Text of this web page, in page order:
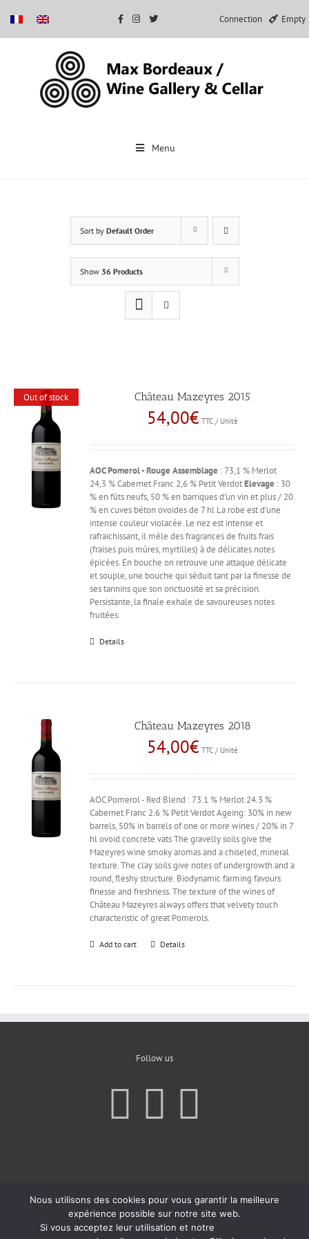
Connection Empty
Menu
Sort by Default Order
Show 36 Products
Out of stock Château Mazeyres 2015
54,00€ TTC / Unité
AOC Pomerol - Rouge Assemblage : 73,1 % Merlot
24,3 % Cabernet Franc 2,6 % Petit VerdotElevage : 30
% en fûts neufs, 50 % en barriques d’un vin et plus / 20
% en cuves béton ovoïdes de 7 hl La robe est d’une
intense couleur violacée. Le nez est intense et
rafraichissant, il mêle des fragrances de fruits frais
(fraises puis mûres, myrtilles) à de délicates notes
épicées. En bouche on retrouve une attaque délicate
et souple, une bouche qui séduit tant par la finesse de
ses tannins que son onctuosité et sa précision.
Persistante, la finale exhale de savoureuses notes
fruitées.
Details
Château Mazeyres 2018
54,00€ TTC / Unité
AOC Pomerol - Red Blend : 73.1 % Merlot 24.3 %
Cabernet Franc 2.6 % Petit Verdot Ageing: 30% in new
barrels, 50% in barrels of one or more wines / 20% in 7
hl ovoid concrete vats The gravelly soils give the
Mazeyres wine smoky aromas and a chiseled, mineral
texture. The clay soils give notes of undergrowth and a
round, fleshy structure. Biodynamic farming favours
finesse and freshness. The texture of the wines of
Château Mazeyres always offers that velvety touch
characteristic of great Pomerols.
Add to cart Details
Follow us
Nous utilisons des cookies pour vous garantir la meilleure
expérience possible sur notre site web.
Si vous acceptez leur utilisation et notre